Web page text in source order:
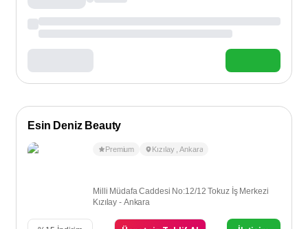
Esin Deniz Beauty
Premium Kızılay ,Ankara
Milli Müdafa Caddesi No:12/12 Tokuz İş Merkezi
Kızılay - Ankara